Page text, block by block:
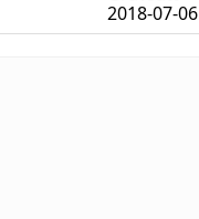
2018-07-06